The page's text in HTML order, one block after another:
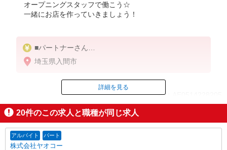
オープニングスタッフで働こう☆
一緒にお店を作っていきましょう！
■パートナーさん
時給1,280円〜 （総菜は1,380円〜 ※部門手当含
む）
★土・日・祝日＋100円
★賞与年2回あり
■アルバイトさん 週3日〜OK
時給1,141円〜
★9時迄・16時以降＋100円
★日・祝日＋150円
埼玉県入間市
ID：AE0514228205
掲載期間終了
詳細を見る
20件のこの求人と職種が同じ求人
アルバイト パート
株式会社ヤオコー